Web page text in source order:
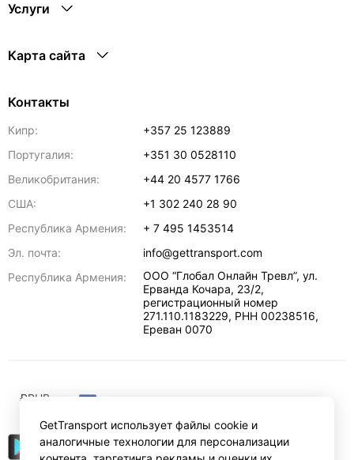
Услуги
Карта сайта
Контакты
Кипр:
+357 25 123889
Португалия:
+351 30 0528110
Великобритания:
+44 20 4577 1766
США:
+1 302 240 28 90
Республика Армения:
+ 7 495 1453514
Эл. почта:
info@gettransport.com
Республика Армения:
ООО “Глобал Онлайн Тревл”, ул.
Ерванда Кочара, 23/2,
регистрационный номер
271.110.1183229, РНН 00238516,
Ереван 0070
₽RUB
GetTransport использует файлы cookie и
аналогичные технологии для персонализации